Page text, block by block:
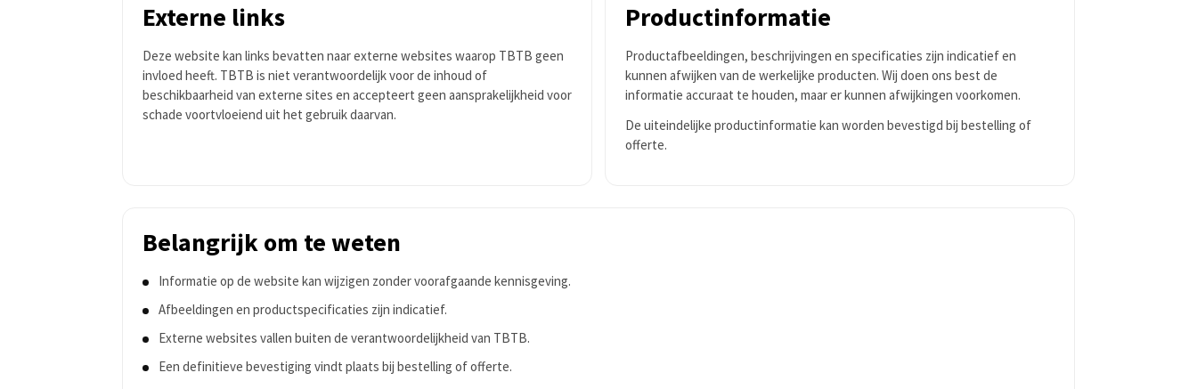
Externe links
Deze website kan links bevatten naar externe websites waarop TBTB geen
invloed heeft. TBTB is niet verantwoordelijk voor de inhoud of
beschikbaarheid van externe sites en accepteert geen aansprakelijkheid voor
schade voortvloeiend uit het gebruik daarvan.
Productinformatie
Productafbeeldingen, beschrijvingen en specificaties zijn indicatief en
kunnen afwijken van de werkelijke producten. Wij doen ons best de
informatie accuraat te houden, maar er kunnen afwijkingen voorkomen.
De uiteindelijke productinformatie kan worden bevestigd bij bestelling of
offerte.
Belangrijk om te weten
Informatie op de website kan wijzigen zonder voorafgaande kennisgeving.
Afbeeldingen en productspecificaties zijn indicatief.
Externe websites vallen buiten de verantwoordelijkheid van TBTB.
Een definitieve bevestiging vindt plaats bij bestelling of offerte.